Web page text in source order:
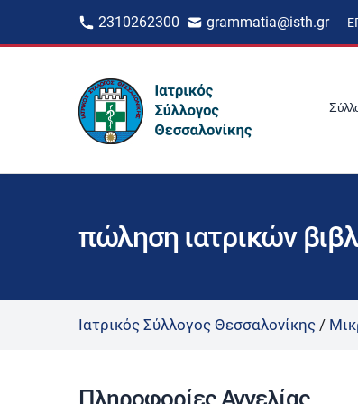
2310262300 grammatia@isth.gr
πώληση ιατρικών
Ιατρικός Σύλλογος Θεσσαλονίκης /
Πληροφορίες Αγγελίας